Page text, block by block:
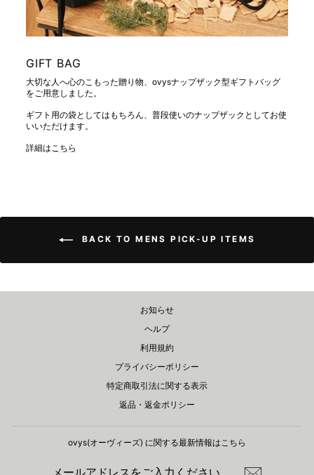
GIFT BAG
大切な人へ心のこもった贈り物、ovysナップザック型ギフトバッグ
をご用意しました。
ギフト用の袋としてはもちろん、普段使いのナップザックとしてお使
いいただけます。
詳細はこちら
BACK TO MENS PICK-UP ITEMS
お知らせ
ヘルプ
利用規約
プライバシーポリシー
特定商取引法に関する表示
返品・返金ポリシー
ovys(オーヴィーズ) に関する​最新情報はこちら